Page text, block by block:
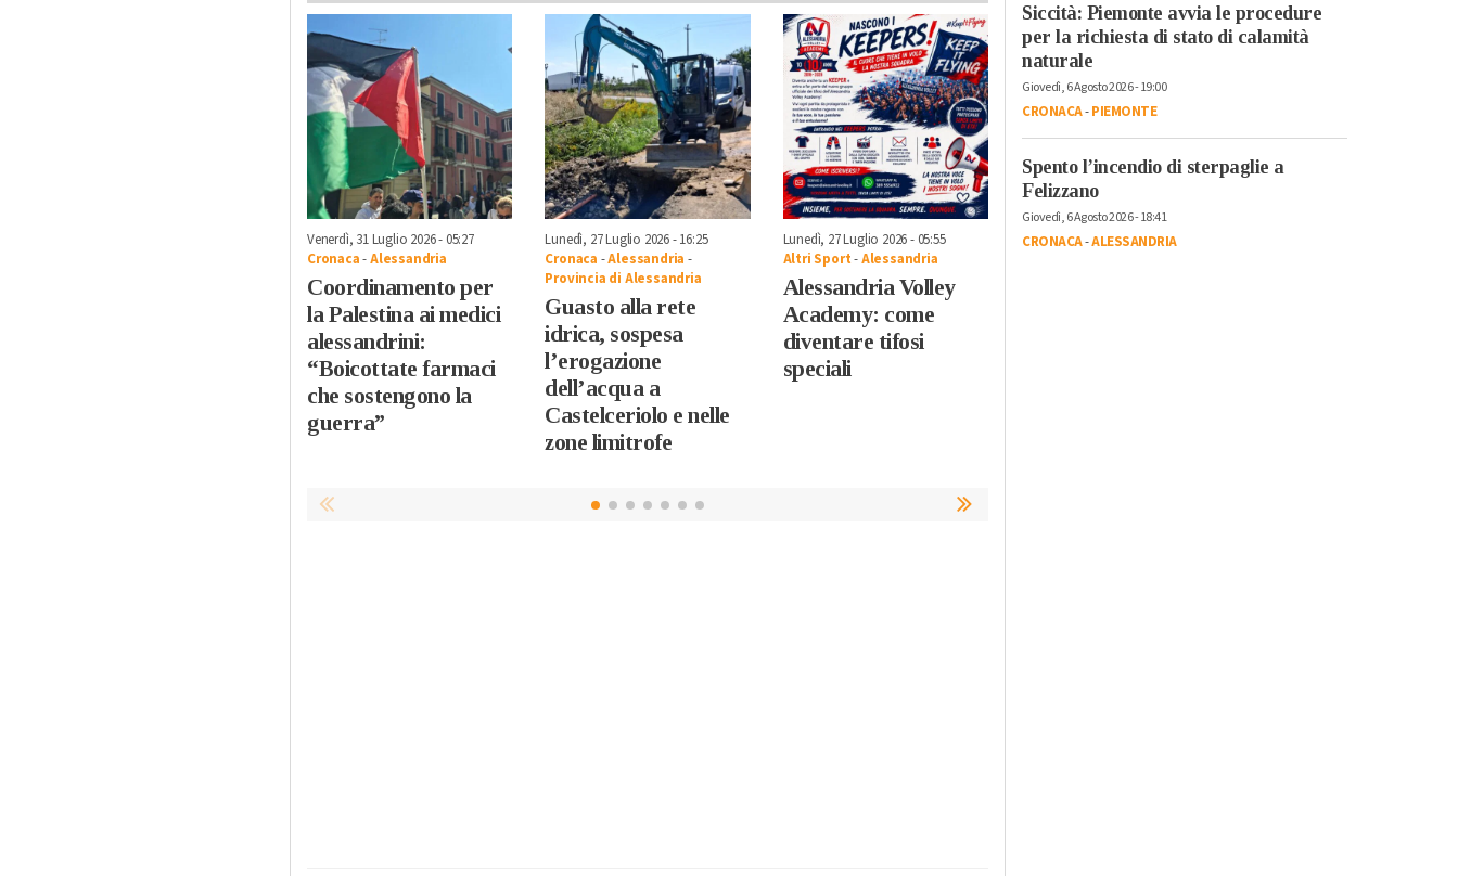
Venerdì, 31 Luglio 2026 - 05:27
Cronaca-Alessandria
Coordinamento per
la Palestina ai medici
alessandrini:
“Boicottate farmaci
che sostengono la
guerra”
Lunedì, 27 Luglio 2026 - 16:25
Cronaca -Alessandria -
Provincia di Alessandria
Guasto alla rete
idrica, sospesa
l’erogazione
dell’acqua a
Castelceriolo e nelle
zone limitrofe
Lunedì, 27 Luglio 2026 - 05:55
Altri Sport-Alessandria
Alessandria Volley
Academy: come
diventare tifosi
speciali
Martedì, 4 Agosto 2026 - 05:35
Cronaca-Alessandria
Piemonte-Provincia di Pavia
Eclissi: il cielo che si
Siccità: Piemonte avvia le procedure
per la richiesta di stato di calamità
naturale
Giovedì, 6 Agosto 2026 - 19:00
CRONACA-PIEMONTE
Spento l’incendio di sterpaglie a
Felizzano
Giovedì, 6 Agosto 2026 - 18:41
CRONACA-ALESSANDRIA